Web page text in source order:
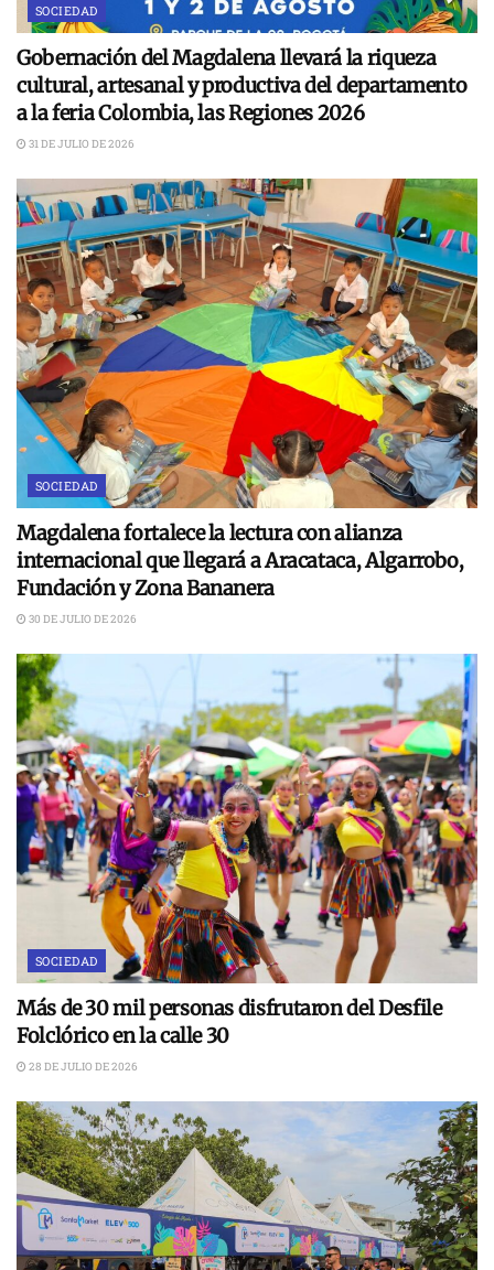
SOCIEDAD
Gobernación del Magdalena llevará la riqueza
cultural, artesanal y productiva del departamento
a la feria Colombia, las Regiones 2026
31 DE JULIO DE 2026
SOCIEDAD
Magdalena fortalece la lectura con alianza
internacional que llegará a Aracataca, Algarrobo,
Fundación y Zona Bananera
30 DE JULIO DE 2026
SOCIEDAD
Más de 30 mil personas disfrutaron del Desfile
Folclórico en la calle 30
28 DE JULIO DE 2026